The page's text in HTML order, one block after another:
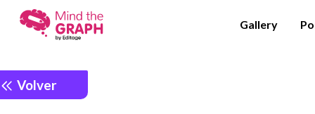
Gallery
Volver